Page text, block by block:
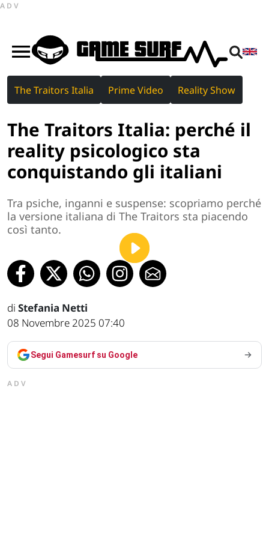
ADV
The Traitors Italia Prime Video Reality Show
The Traitors Italia: perché il
reality psicologico sta
conquistando gli italiani
Tra psiche, inganni e suspense: scopriamo perché
la versione italiana di The Traitors sta piacendo
così tanto.
di Stefania Netti
08 Novembre 2025 07:40
Segui Gamesurf su Google
ADV